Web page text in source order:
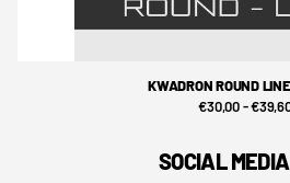
KWADRON ROUND
€30,00-
SOCIAL